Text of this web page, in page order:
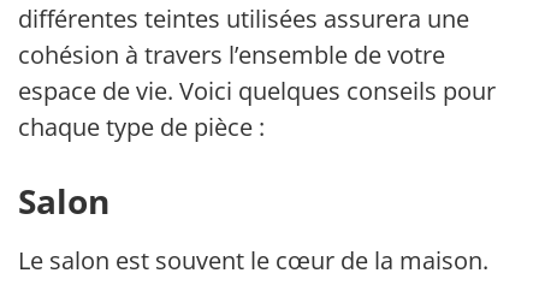
différentes teintes utilisées assurera une
cohésion à travers l’ensemble de votre
espace de vie. Voici quelques conseils pour
chaque type de pièce :
Salon
Le salon est souvent le cœur de la maison.